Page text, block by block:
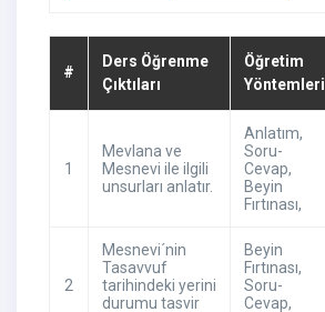
#
Ders Öğrenme
Çıktıları
Öğretim
Yöntemleri
1
Mevlana ve
Mesnevi ile ilgili
unsurları anlatır.
Anlatım,
Soru-
Cevap,
Beyin
Fırtınası,
2
Mesnevi´nin
Tasavvuf
tarihindeki yerini
durumu tasvir
Beyin
Fırtınası,
Soru-
Cevap,